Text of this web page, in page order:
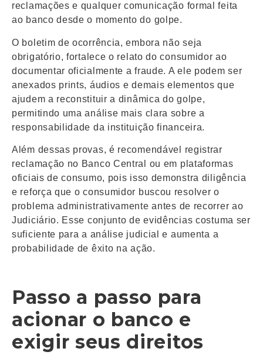
reclamações e qualquer comunicação formal feita
ao banco desde o momento do golpe.
O boletim de ocorrência, embora não seja
obrigatório, fortalece o relato do consumidor ao
documentar oficialmente a fraude. A ele podem ser
anexados prints, áudios e demais elementos que
ajudem a reconstituir a dinâmica do golpe,
permitindo uma análise mais clara sobre a
responsabilidade da instituição financeira.
Além dessas provas, é recomendável registrar
reclamação no Banco Central ou em plataformas
oficiais de consumo, pois isso demonstra diligência
e reforça que o consumidor buscou resolver o
problema administrativamente antes de recorrer ao
Judiciário. Esse conjunto de evidências costuma ser
suficiente para a análise judicial e aumenta a
probabilidade de êxito na ação.
Passo a passo para
acionar o banco e
exigir seus direitos